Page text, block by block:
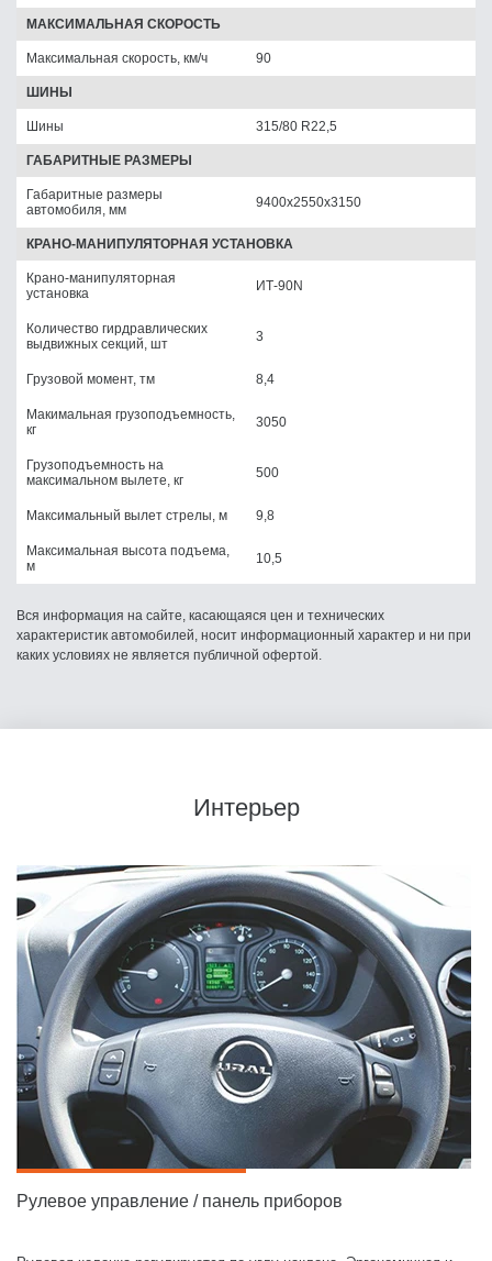
МАКСИМАЛЬНАЯ СКОРОСТЬ
Максимальная скорость, км/ч 90
ШИНЫ
Шины 315/80 R22,5
ГАБАРИТНЫЕ РАЗМЕРЫ
Габаритные размеры
автомобиля, мм
9400х2550х3150
КРАНО-МАНИПУЛЯТОРНАЯ УСТАНОВКА
Крано-манипуляторная
установка
ИТ-90N
Количество гирдравлических
выдвижных секций, шт
3
Грузовой момент, тм 8,4
Макимальная грузоподъемность,
кг
3050
Грузоподъемность на
максимальном вылете, кг
500
Максимальный вылет стрелы, м 9,8
Максимальная высота подъема,
м
10,5
Вся информация на сайте, касающаяся цен и технических
характеристик автомобилей, носит информационный характер и ни при
каких условиях не является публичной офертой.
Интерьер
Рулевое управление / панель приборов